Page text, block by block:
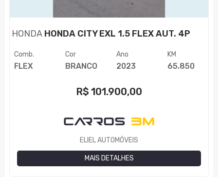
HONDA HONDA CITY EXL 1.5 FLEX AUT. 4P
Comb.
FLEX
Cor
BRANCO
Ano
2023
KM
65.850
R$ 101.900,00
ELIEL AUTOMÓVEIS
MAIS DETALHES